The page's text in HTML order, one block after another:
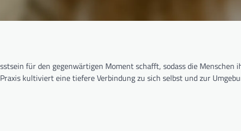
für den gegenwärtigen Moment schafft, sodass die Menschen
kultiviert eine tiefere Verbindung zu sich selbst und zur